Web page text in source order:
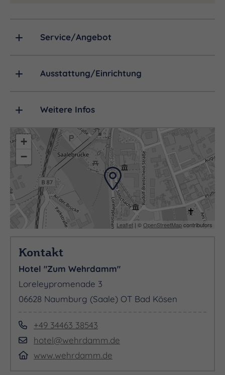
Service/Angebot
Ausstattung/Einrichtung
Weitere Infos
+
−
Leaflet | ©OpenStreetMapcontributors
Kontakt
Hotel "Zum Wehrdamm"
Loreleypromenade 3
06628 Naumburg (Saale) OT Bad Kösen
+49 34463 38543
hotel@wehrdamm.de
www.wehrdamm.de